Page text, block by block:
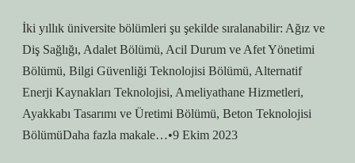
İki yıllık üniversite bölümleri şu şekilde sıralanabilir: Ağız ve
Diş Sağlığı, Adalet Bölümü, Acil Durum ve Afet Yönetimi
Bölümü, Bilgi Güvenliği Teknolojisi Bölümü, Alternatif
Enerji Kaynakları Teknolojisi, Ameliyathane Hizmetleri,
Ayakkabı Tasarımı ve Üretimi Bölümü, Beton Teknolojisi
BölümüDaha fazla makale…•9 Ekim 2023